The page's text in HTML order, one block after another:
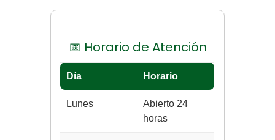
📅 Horario de Atención
Día Horario
Lunes
Abierto 24
horas